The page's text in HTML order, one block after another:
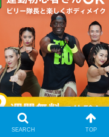
SEARCH TOP